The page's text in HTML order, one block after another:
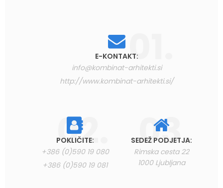
E-KONTAKT:
info@kombinat-arhitekti.si
http://www.kombinat-arhitekti.si/
POKLIČITE:
+386 (0)590 19 080
+386 (0)590 19 081
SEDEŽ PODJETJA:
Rimska cesta 22
1000 Ljubljana